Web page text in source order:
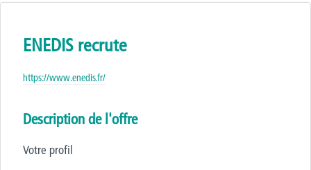
ENEDIS recrute
https://www.enedis.fr/
Description de l'offre
Votre profil